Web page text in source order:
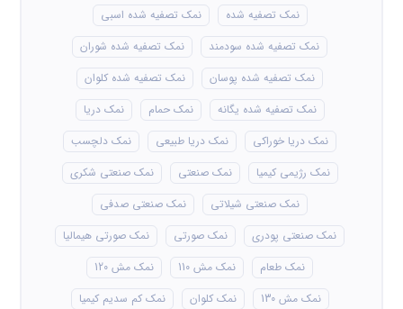
نمک تصفیه شده
نمک تصفیه شده اسبی
نمک تصفیه شده سودمند
نمک تصفیه شده شوران
نمک تصفیه شده پوسان
نمک تصفیه شده کلوان
نمک تصفیه شده یگانه
نمک حمام
نمک دریا
نمک دریا خوراکی
نمک دریا طبیعی
نمک دلچسب
نمک رژیمی کیمیا
نمک صنعتی
نمک صنعتی شکری
نمک صنعتی شیلاتی
نمک صنعتی صدفی
نمک صنعتی پودری
نمک صورتی
نمک صورتی هیمالیا
نمک طعام
نمک مش 110
نمک مش 120
نمک مش 130
نمک کلوان
نمک کم سدیم کیمیا